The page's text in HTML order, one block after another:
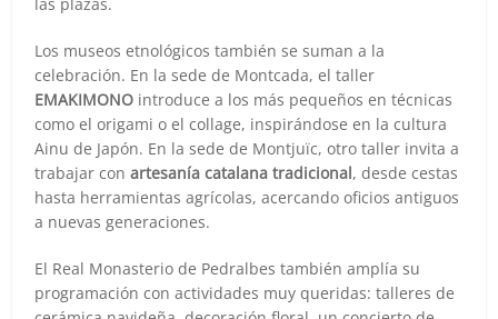
Los museos etnológicos también se suman a la
celebración. En la sede de Montcada, el taller
EMAKIMONO introduce a los más pequeños en técnicas
como el origami o el collage, inspirándose en la cultura
Ainu de Japón. En la sede de Montjuïc, otro taller invita a
trabajar conartesanía catalana tradicional, desde cestas
hasta herramientas agrícolas, acercando oficios antiguos
a nuevas generaciones.
El Real Monasterio de Pedralbes también amplía su
programación con actividades muy queridas: talleres de